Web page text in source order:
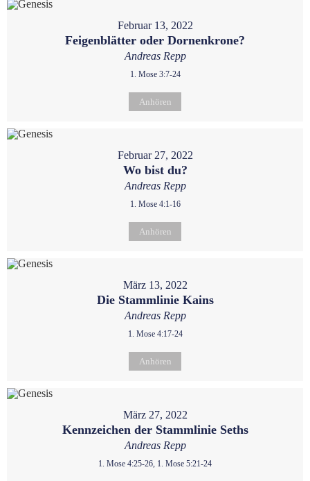
Februar 13, 2022
Feigenblätter oder Dornenkrone?
Andreas Repp
1. Mose 3:7-24
Anhören
Februar 27, 2022
Wo bist du?
Andreas Repp
1. Mose 4:1-16
Anhören
März 13, 2022
Die Stammlinie Kains
Andreas Repp
1. Mose 4:17-24
Anhören
März 27, 2022
Kennzeichen der Stammlinie Seths
Andreas Repp
1. Mose 4:25-26, 1. Mose 5:21-24